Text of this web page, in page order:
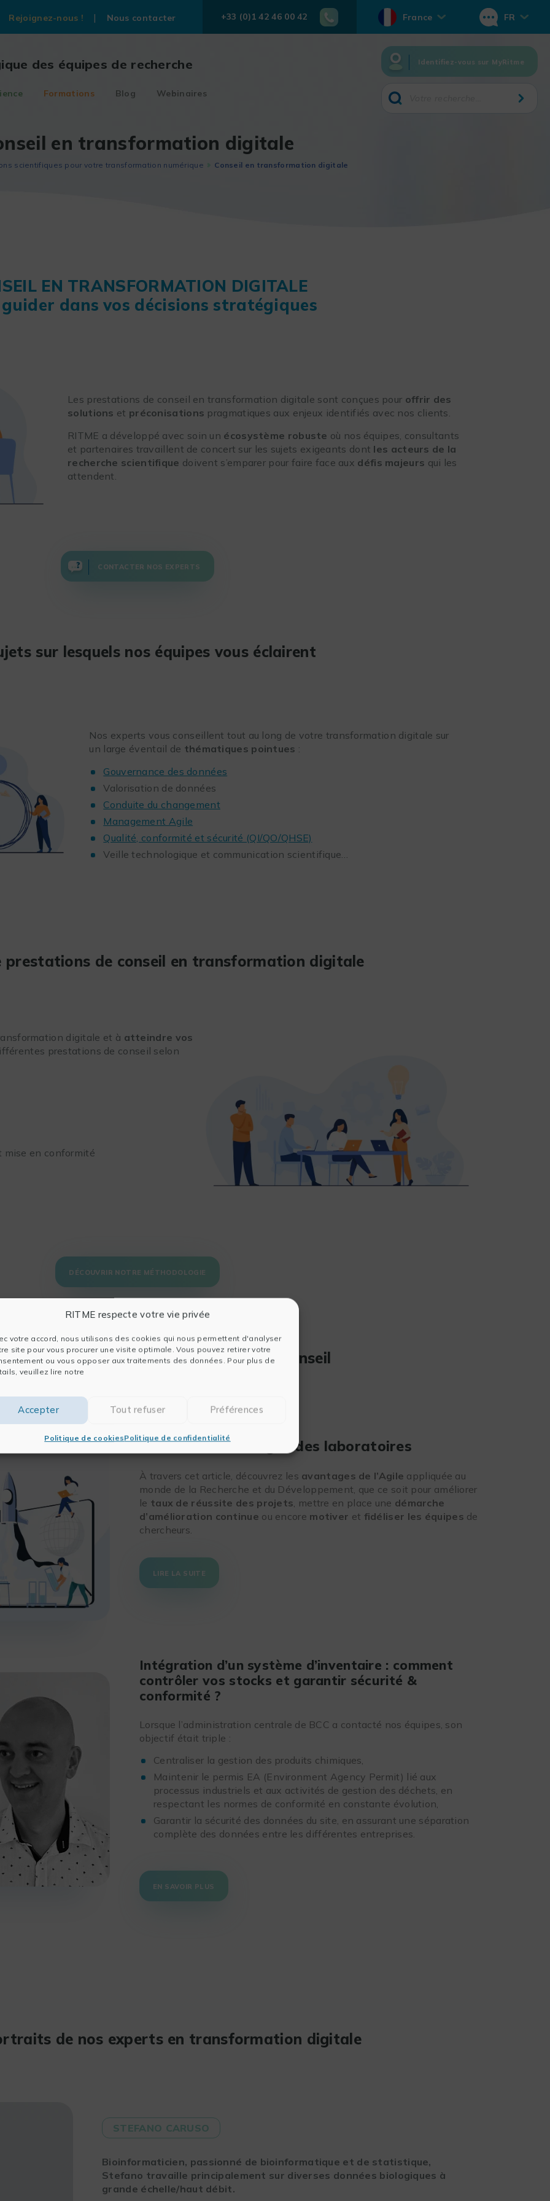
RITME respecte votre vie privée
votre accord, nous utilisons des cookies qui nous permettent d'analyser
site pour vous procurer une visite optimale. Vous pouvez retirer votre
ou vous opposer aux traitements des données. Pour plus de
veuillez lire notre
Accepter Tout refuser Préférences
Politique de cookiesPolitique de confidentialité
Rejoignez-nous ! Nous contacter +33 (0)1 42 46 00 42 France FR
des équipes de recherche
Formations Blog Webinaires
Identifiez-vous sur MyRitme
en transformation digitale
scientifiques pour votre transformation numérique Conseil en transformation digitale
EN TRANSFORMATION DIGITALE
dans vos décisions stratégiques
Les prestations de conseil en transformation digitale sont conçues pour offrir des
solutions et préconisations pragmatiques aux enjeux identifiés avec nos clients.
RITME a développé avec soin un écosystème robuste où nos équipes, consultants
et partenaires travaillent de concert sur les sujets exigeants dont les acteurs de la
recherche scientifique doivent s’emparer pour faire face aux défis majeurs qui les
attendent.
CONTACTER NOS EXPERTS
sur lesquels nos équipes vous éclairent
Nos experts vous conseillent tout au long de votre transformation digitale sur
un large éventail de thématiques pointues :
Gouvernance des données
Valorisation de données
Conduite du changement
Management Agile
Qualité, conformité et sécurité (QI/QO/QHSE)
Veille technologique et communication scientifique…
prestations de conseil en transformation digitale
digitale et à atteindre vos
prestations de conseil selon
mise en conformité
DÉCOUVRIR NOTRE MÉTHODOLOGIE
exemples concrets de notre offre de conseil
Transformation agile des laboratoires
À travers cet article, découvrez les avantages de l’Agile appliquée au
monde de la Recherche et du Développement, que ce soit pour améliorer
le taux de réussite des projets, mettre en place une démarche
d’amélioration continue ou encore motiver et fidéliser les équipes de
chercheurs.
LIRE LA SUITE
Intégration d’un système d’inventaire : comment
contrôler vos stocks et garantir sécurité &
conformité ?
Lorsque l’administration centrale de BCC a contacté nos équipes, son
objectif était triple :
Centraliser la gestion des produits chimiques,
Maintenir le permis EA (Environment Agency Permit) lié aux
processus industriels et aux activités de gestion des déchets, en
respectant les normes de conformité en constante évolution,
Garantir la sécurité des données du site, en assurant une séparation
complète des données entre les différentes entreprises.
EN SAVOIR PLUS
de nos experts en transformation digitale
STEFANO CARUSO
Bioinformaticien, passionné de bioinformatique et de statistique,
Stefano travaille principalement sur diverses données biologiques à
grande échelle/haut débit.